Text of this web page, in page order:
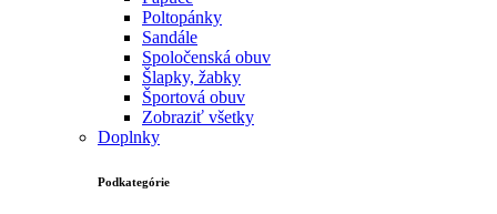
Poltopánky
Sandále
Spoločenská obuv
Šlapky, žabky
Športová obuv
Zobraziť všetky
Doplnky
Podkategórie